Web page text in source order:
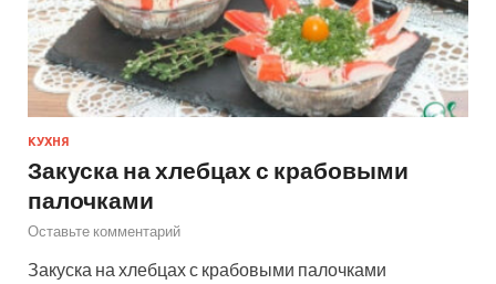
КУХНЯ
Закуска на хлебцах с крабовыми
палочками
Оставьте комментарий
Закуска на хлебцах с крабовыми палочками